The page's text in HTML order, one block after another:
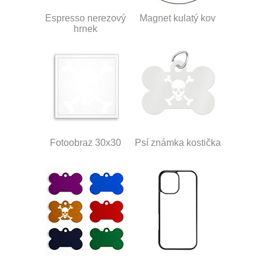
Espresso nerezový
hrnek
Magnet kulatý kov
Fotoobraz 30x30 Psí známka kostička